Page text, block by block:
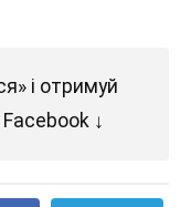
і отримуй
↓